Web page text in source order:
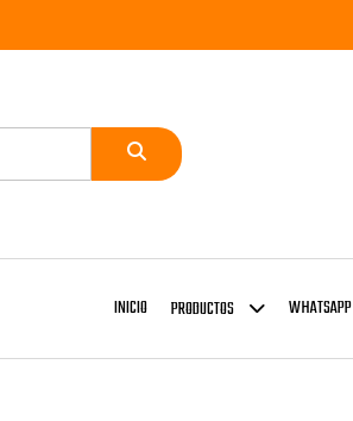
INICIO PRODUCTOS WHATSAPP